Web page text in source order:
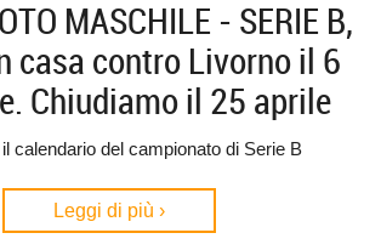
MASCHILE - SERIE B,
casa contro Livorno il 6
Chiudiamo il 25 aprile
calendario del campionato di Serie B
Leggi di più ›